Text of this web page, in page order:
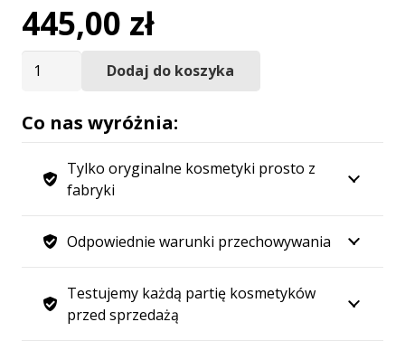
445,00 zł
ilość
perfumowana
Bibliotheque
"Thunderstorm"
Dodaj do koszyka
Co nas wyróżnia:
Tylko oryginalne kosmetyki prosto z
fabryki
Odpowiednie warunki przechowywania
Testujemy każdą partię kosmetyków
przed sprzedażą